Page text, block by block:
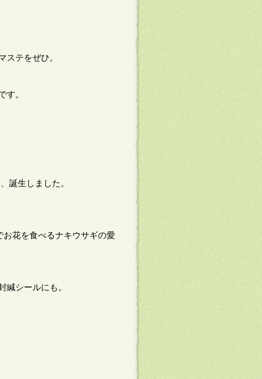
ステをぜひ。
す。
誕生しました。
お花を食べるナキウサギの愛
緘シールにも。